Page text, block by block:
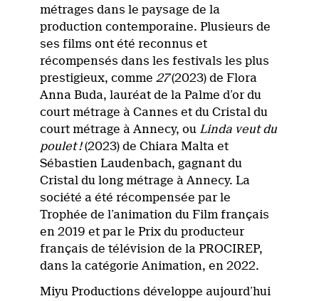
métrages dans le paysage de la
production contemporaine. Plusieurs de
ses films ont été reconnus et
récompensés dans les festivals les plus
prestigieux, comme27(2023) de Flora
Anna Buda, lauréat de la Palme d’or du
court métrage à Cannes et du Cristal du
court métrage à Annecy, ou Linda veut du
poulet !(2023) de Chiara Malta et
Sébastien Laudenbach, gagnant du
Cristal du long métrage à Annecy. La
société a été récompensée par le
Trophée de l’animation du Film français
en 2019 et par le Prix du producteur
français de télévision de la PROCIREP,
dans la catégorie Animation, en 2022.
Miyu Productions développe aujourd’hui